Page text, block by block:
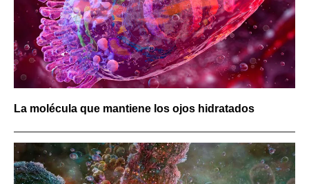
La molécula que mantiene los ojos hidratados